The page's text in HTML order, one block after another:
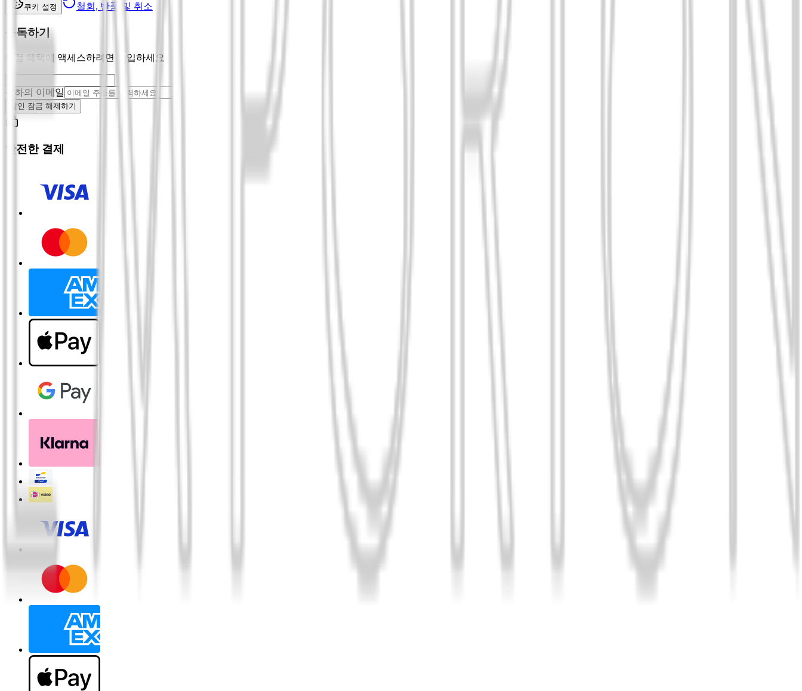
쿠키 설정 철회, 반품 및 취소
구독하기
독점 혜택에 액세스하려면 가입하세요
귀하의 이메일
할인 잠금 해제하기
안전한 결제